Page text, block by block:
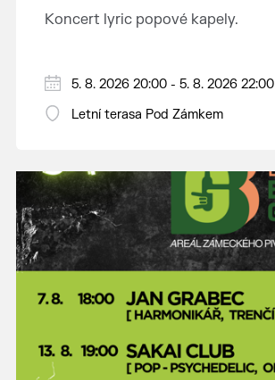
Koncert lyric popové kapely.
5. 8. 2026 20:00 - 5. 8. 2026 22:00
Letní terasa Pod Zámkem